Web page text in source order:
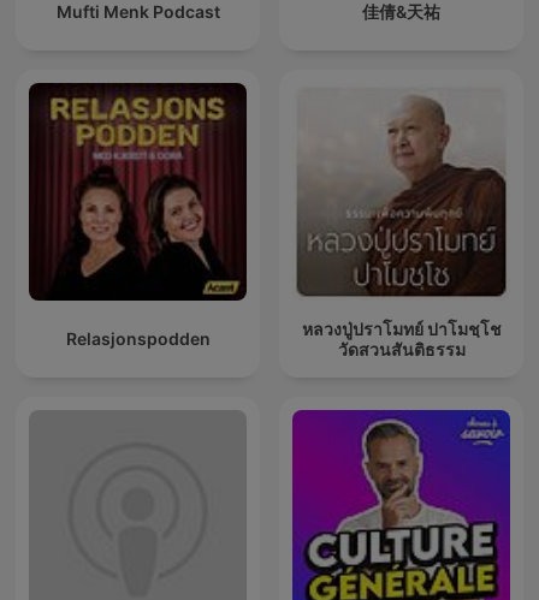
Mufti Menk Podcast 佳倩&天祐
Relasjonspodden
หลวงปู่ปราโมทย์ ปาโมชฺโช
วัดสวนสันติธรรม